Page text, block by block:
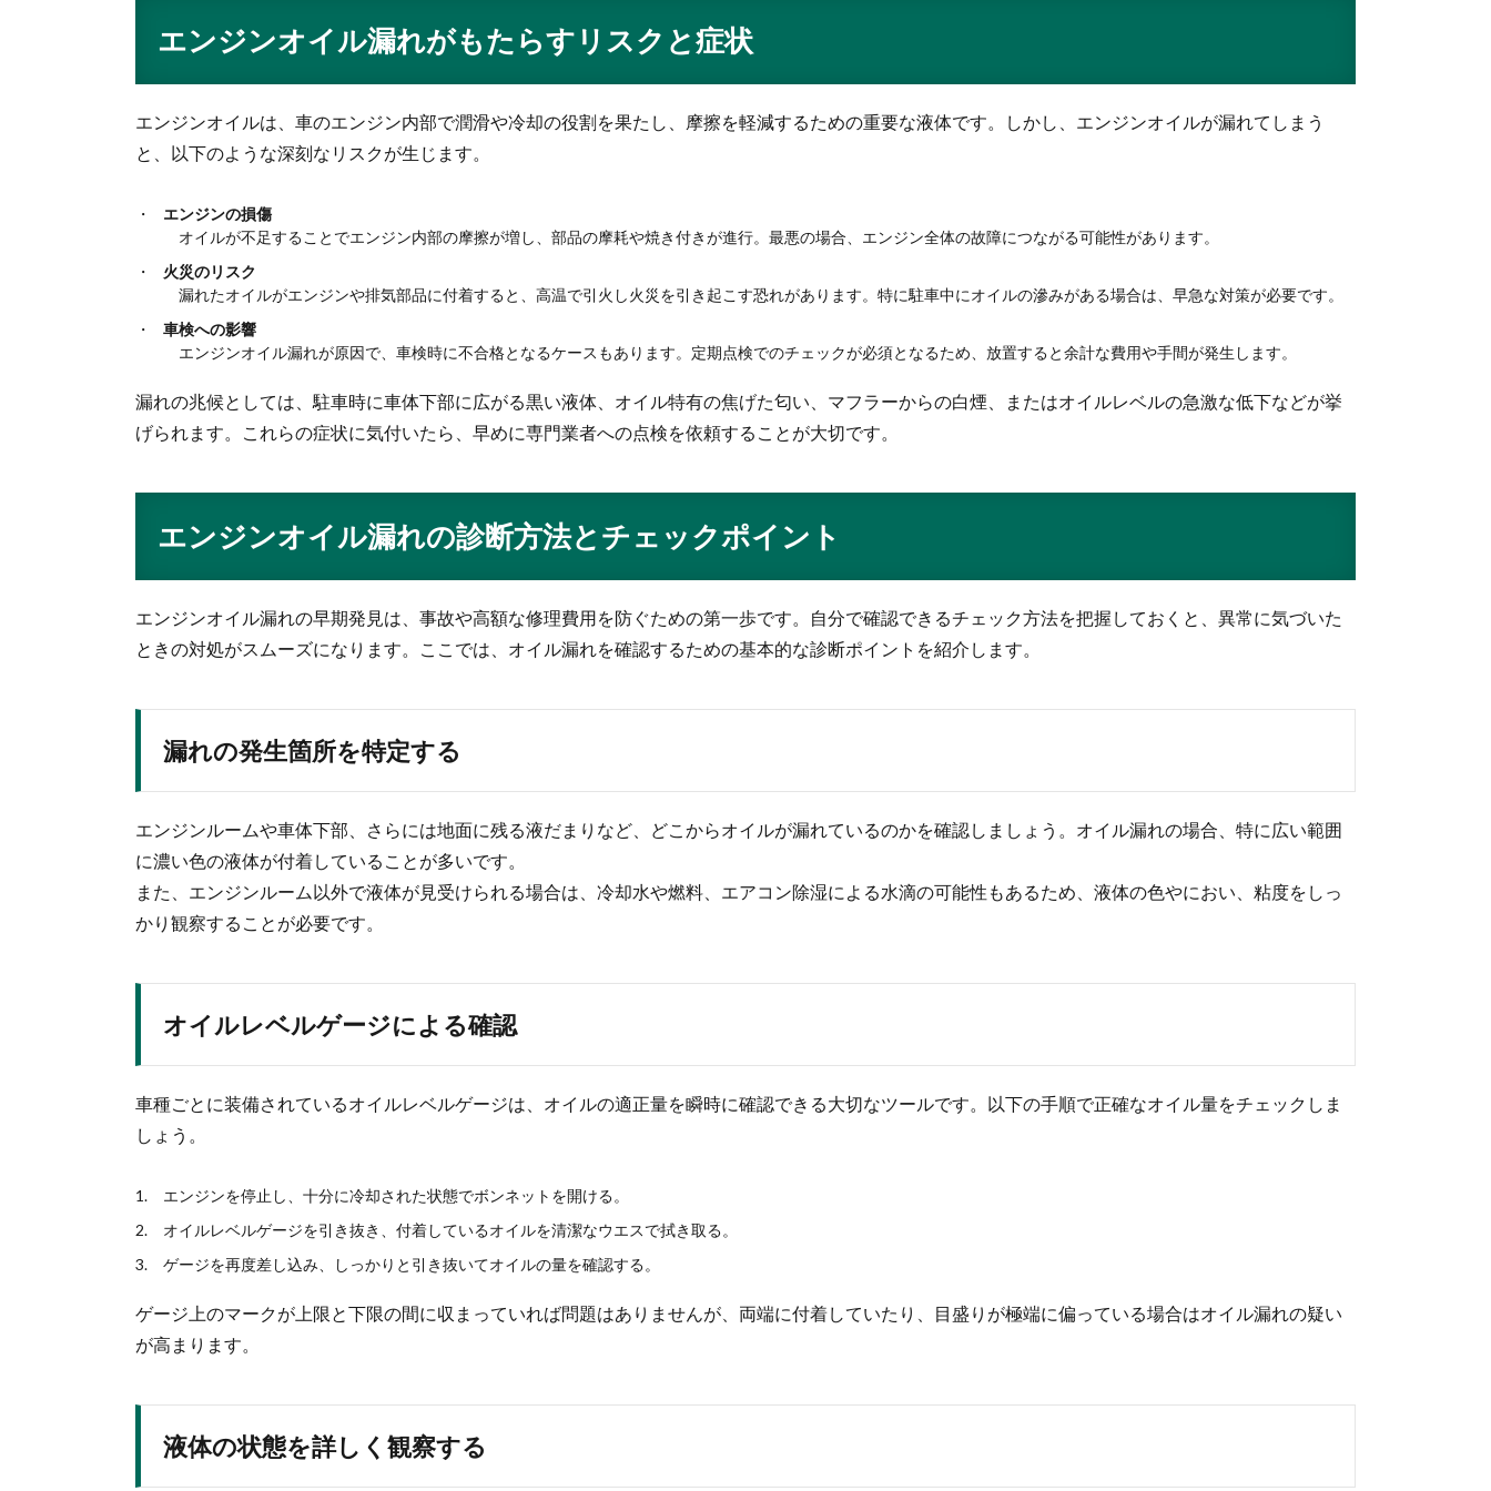
エンジンオイル漏れがもたらすリスクと症状
エンジンオイルは、車のエンジン内部で潤滑や冷却の役割を果たし、摩擦を軽減するための重要な液体です。しかし、エンジンオイルが漏れてしまう
と、以下のような深刻なリスクが生じます。
エンジンの損傷
オイルが不足することでエンジン内部の摩擦が増し、部品の摩耗や焼き付きが進行。最悪の場合、エンジン全体の故障につながる可能性があります。
火災のリスク
漏れたオイルがエンジンや排気部品に付着すると、高温で引火し火災を引き起こす恐れがあります。特に駐車中にオイルの滲みがある場合は、早急な対策が必要です。
車検への影響
エンジンオイル漏れが原因で、車検時に不合格となるケースもあります。定期点検でのチェックが必須となるため、放置すると余計な費用や手間が発生します。
漏れの兆候としては、駐車時に車体下部に広がる黒い液体、オイル特有の焦げた匂い、マフラーからの白煙、またはオイルレベルの急激な低下などが挙
げられます。これらの症状に気付いたら、早めに専門業者への点検を依頼することが大切です。
エンジンオイル漏れの診断方法とチェックポイント
エンジンオイル漏れの早期発見は、事故や高額な修理費用を防ぐための第一歩です。自分で確認できるチェック方法を把握しておくと、異常に気づいた
ときの対処がスムーズになります。ここでは、オイル漏れを確認するための基本的な診断ポイントを紹介します。
漏れの発生箇所を特定する
エンジンルームや車体下部、さらには地面に残る液だまりなど、どこからオイルが漏れているのかを確認しましょう。オイル漏れの場合、特に広い範囲
に濃い色の液体が付着していることが多いです。
また、エンジンルーム以外で液体が見受けられる場合は、冷却水や燃料、エアコン除湿による水滴の可能性もあるため、液体の色やにおい、粘度をしっ
かり観察することが必要です。
オイルレベルゲージによる確認
車種ごとに装備されているオイルレベルゲージは、オイルの適正量を瞬時に確認できる大切なツールです。以下の手順で正確なオイル量をチェックしま
しょう。
エンジンを停止し、十分に冷却された状態でボンネットを開ける。
オイルレベルゲージを引き抜き、付着しているオイルを清潔なウエスで拭き取る。
ゲージを再度差し込み、しっかりと引き抜いてオイルの量を確認する。
ゲージ上のマークが上限と下限の間に収まっていれば問題はありませんが、両端に付着していたり、目盛りが極端に偏っている場合はオイル漏れの疑い
が高まります。
液体の状態を詳しく観察する